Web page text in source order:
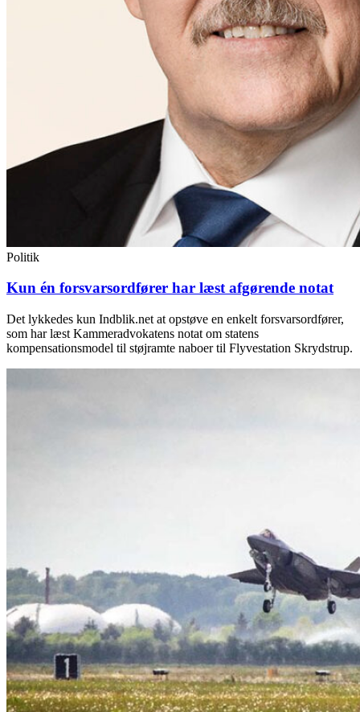
Politik
Kun én forsvarsordfører har læst afgørende notat
Det lykkedes kun Indblik.net at opstøve en enkelt forsvarsordfører,
som har læst Kammeradvokatens notat om statens
kompensationsmodel til støjramte naboer til Flyvestation Skrydstrup.